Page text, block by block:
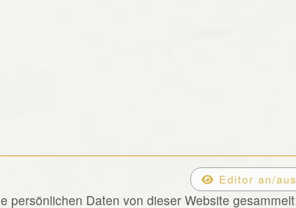
Editor an/aus
persönlichen Daten von dieser Website gesammelt